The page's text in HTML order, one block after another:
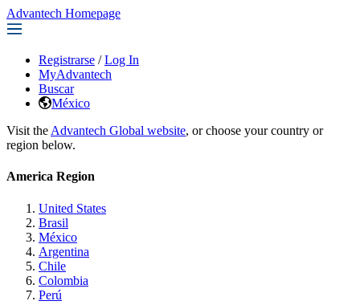
Advantech Homepage
Registrarse / Log In
MyAdvantech
Buscar
México
Visit the Advantech Global website, or choose your country or
region below.
America Region
United States
Brasil
México
Argentina
Chile
Colombia
Perú